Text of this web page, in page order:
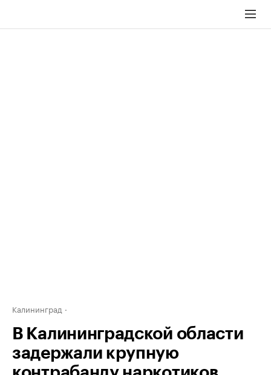
Калининград
В Калининградской области
задержали крупную